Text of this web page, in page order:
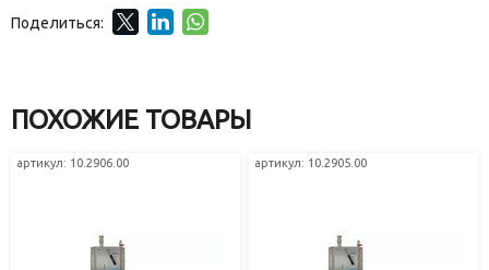
Поделиться:
ПОХОЖИЕ ТОВАРЫ
артикул: 10.2906.00 артикул: 10.2905.00